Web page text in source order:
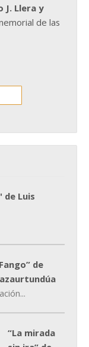
J. Llera y
de las
de Luis
de
“La mirada